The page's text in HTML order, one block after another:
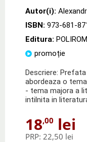
Autor(i):
ISBN: 973-681-
Editura: POLIROM
promoție
Descriere:
abordeaza o
- tema majora a
intilnita in
18,00 lei
PRP: 22,50 lei